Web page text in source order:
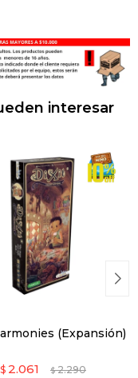
interesar
(Expansión)
$ 2.061 $ 2.290